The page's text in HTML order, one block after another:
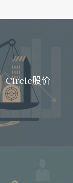
Circle股价